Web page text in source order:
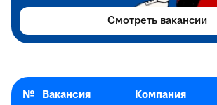
№ Вакансия Компания
Смотреть вакансии